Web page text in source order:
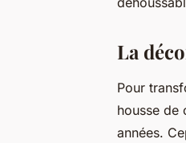
La
Pour
housse de
années.